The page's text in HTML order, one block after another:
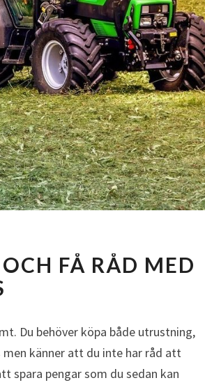
FÅ RÅD MED
Du behöver köpa både utrustning,
känner att du inte har råd att
spara pengar som du sedan kan